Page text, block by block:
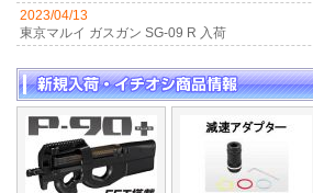
2023/04/13
東京マルイ ガスガン SG-09 R 入荷